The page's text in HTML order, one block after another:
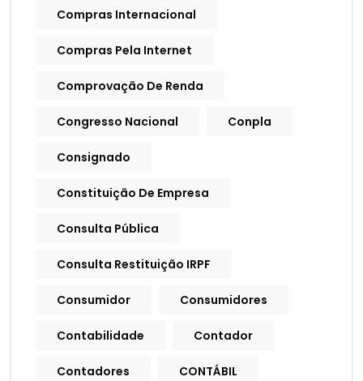
Compras Internacional
Compras Pela Internet
Comprovação De Renda
Congresso Nacional Conpla
Consignado
Constituição De Empresa
Consulta Pública
Consulta Restituição IRPF
Consumidor Consumidores
Contabilidade Contador
Contadores CONTÁBIL